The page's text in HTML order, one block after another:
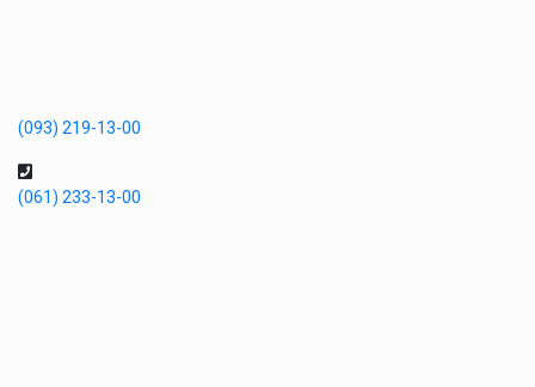
(093) 219-13-00
(061) 233-13-00